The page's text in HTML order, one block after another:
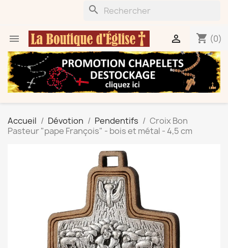
search
 shopping_cart (0)

Accueil Dévotion Pendentifs
Croix Bon
Pasteur "pape François" - bois et métal - 4,5 cm